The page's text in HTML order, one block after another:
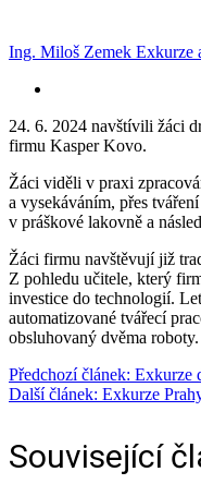
Ing. Miloš Zemek Exkurze
24. 6. 2024 navštívili žáci
firmu Kasper Kovo.
Žáci viděli v praxi
a vysekáváním, přes
v práškové lakovně a
Žáci firmu navštěvují již
Z pohledu učitele, který
investice do technologií.
automatizované tvářecí
obsluhovaný dvěma roboty.
Předchozí článek:
Další článek: Exkurze
Související